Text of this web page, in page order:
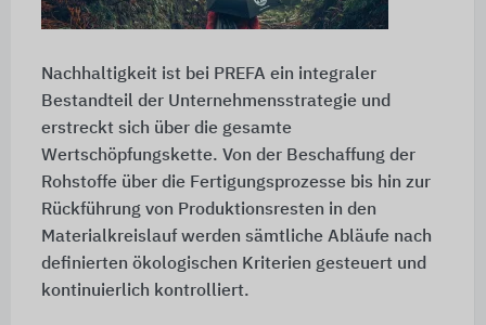
Nachhaltigkeit ist bei PREFA ein integraler
Bestandteil der Unternehmensstrategie und
erstreckt sich über die gesamte
Wertschöpfungskette. Von der Beschaffung der
Rohstoffe über die Fertigungsprozesse bis hin zur
Rückführung von Produktionsresten in den
Materialkreislauf werden sämtliche Abläufe nach
definierten ökologischen Kriterien gesteuert und
kontinuierlich kontrolliert.